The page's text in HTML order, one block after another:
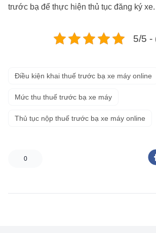
trước bạ để thực hiện thủ tục đăng ký xe.
5/5 -
Điều kiện khai thuế trước bạ xe máy online
Mức thu thuế trước bạ xe máy
Thủ tục nộp thuế trước bạ xe máy online
0